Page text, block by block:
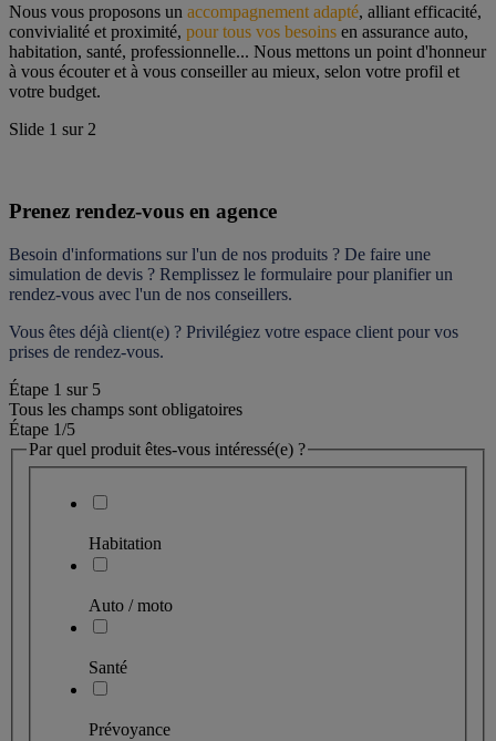
Nous vous proposons un accompagnement adapté, alliant efficacité,
convivialité et proximité, pour tous vos besoins en assurance auto,
habitation, santé, professionnelle... Nous mettons un point d'honneur
à vous écouter et à vous conseiller au mieux, selon votre profil et
votre budget.
Slide 1 sur 2
Prenez rendez-vous en agence
Besoin d'informations sur l'un de nos produits ? De faire une
simulation de devis ? Remplissez le formulaire pour planifier un
rendez-vous avec l'un de nos conseillers.
Vous êtes déjà client(e) ? Privilégiez votre espace client pour vos
prises de rendez-vous.
Étape 1 sur 5
Tous les champs sont obligatoires
Étape 1/5
Par quel produit êtes-vous intéressé(e) ?
Habitation
Auto / moto
Santé
Prévoyance